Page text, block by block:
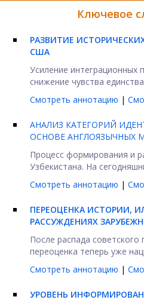
Ключевое
РАЗВИТИЕ
США
Усиление интеграционных
снижение чувства
Смотреть аннотацию |
АНАЛИЗ КАТЕГОРИЙ
ОСНОВЕ АНГЛОЯЗЫЧНЫХ
Процесс формирования и
Узбекистана. На
Смотреть аннотацию |
ПЕРЕОЦЕНКА ИСТОРИИ,
РАССУЖДЕНИЯХ
После распада
переоценка теперь уже
Смотреть аннотацию |
УРОВЕНЬ